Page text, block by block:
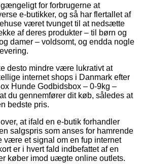
for forbrugerne at
e-butikker, og så har flertallet af
været tvunget til at nedsætte
af deres produkter – til børn og
damer – voldsomt, og endda nogle
desto mindre være lukrativt at
internet shops i Danmark efter
Hunde Godbidsbox – 0-9kg –
du gennemfører dit køb, således at
bedste pris.
at ifald en e-butik forhandler
salgspris som anses for hamrende
være et signal om en fup internet
er i hvert fald indbefattet af en
køber imod uægte online outlets.